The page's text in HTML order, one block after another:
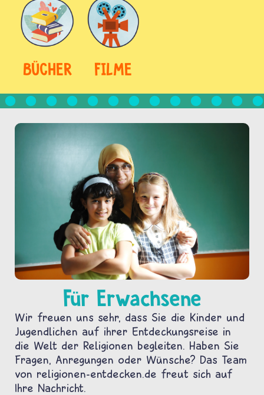
BÜCHER FILME
Für Erwachsene
Wir freuen uns sehr, dass Sie die Kinder und
Jugendlichen auf ihrer Entdeckungsreise in
die Welt der Religionen begleiten. Haben Sie
Fragen, Anregungen oder Wünsche? Das Team
von religionen-entdecken.de freut sich auf
Ihre Nachricht.